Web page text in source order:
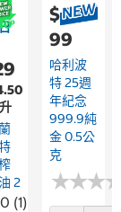
(1)
2
$4,0
99
哈利波
特 25週
年紀念
999.9純
金 0.5公
克
★★★
★★★